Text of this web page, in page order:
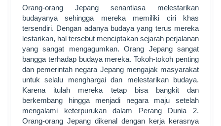
Orang-orang Jepang senantiasa melestarikan
budayanya sehingga mereka memiliki ciri khas
tersendiri. Dengan adanya budaya yang terus mereka
lestarikan, hal tersebut menciptakan sejarah perjalanan
yang sangat mengagumkan. Orang Jepang sangat
bangga terhadap budaya mereka. Tokoh-tokoh penting
dan pemerintah negara Jepang mengajak masyarakat
untuk selalu menghargai dan melestarikan budaya.
Karena itulah mereka tetap bisa bangkit dan
berkembang hingga menjadi negara maju setelah
mengalami keterpurukan dalam Perang Dunia 2.
Orang-orang Jepang dikenal dengan kerja kerasnya